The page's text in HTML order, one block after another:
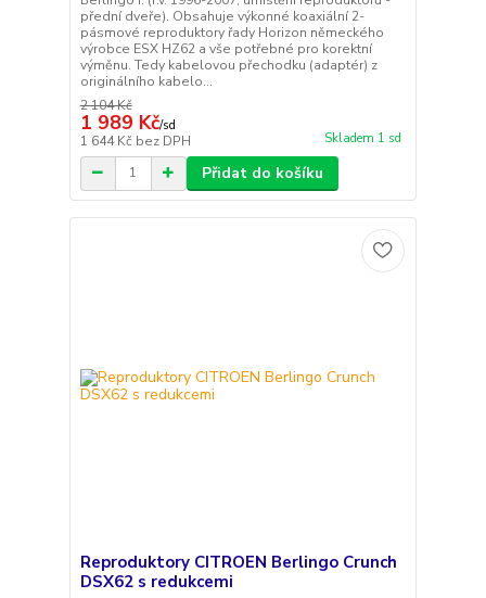
přední dveře). Obsahuje výkonné koaxiální 2-
pásmové reproduktory řady Horizon německého
výrobce ESX HZ62 a vše potřebné pro korektní
výměnu. Tedy kabelovou přechodku (adaptér) z
originálního kabelo...
2 104 Kč
1 989 Kč/sd
1 644 Kč bez DPH Skladem 1 sd
Přidat do košíku
Reproduktory CITROEN Berlingo Crunch
DSX62 s redukcemi